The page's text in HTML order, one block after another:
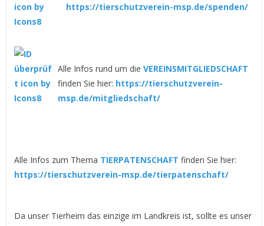
https://tierschutzverein-msp.de/spenden/
Alle Infos rund um die VEREINSMITGLIEDSCHAFT
finden Sie hier: https://tierschutzverein-
msp.de/mitgliedschaft/
Alle Infos zum Thema TIERPATENSCHAFT finden Sie hier:
https://tierschutzverein-msp.de/tierpatenschaft/
Da unser Tierheim das einzige im Landkreis ist, sollte es unser